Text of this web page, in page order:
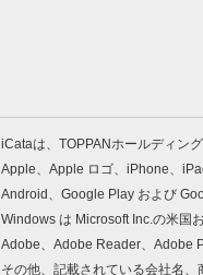
iCataは、TOPPANホールディン
Apple、Apple ロゴ、iPhone、
Android、Google Play および
Windows は Microsoft Inc.の米国
Adobe、Adobe Reader、Adobe
その他、記載されている会社名、